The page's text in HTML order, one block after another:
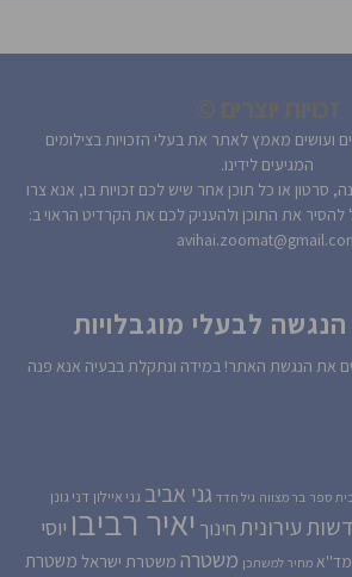
ועושים מאמץ לאתר את בעלי הזכויות בצילומים
המגיעים לידינו.
או כל תוכן אחר שיש לכם זכויות בו, אנא צרו
את התוכן ולהעניק לכם את הקרדיט הראוי ב:
לבעלי מוגבלויות
את הנגשת האתר! במידה ונתקלת בבעיה אנא פנה
ספר בר מצווה גיל חדד גני אביב גני איילון דני גונן
עירוניתחינוך יאיר רביבו יוסי
מד''א מחיר למשתכן משטרה משטרת ישראל משטרת